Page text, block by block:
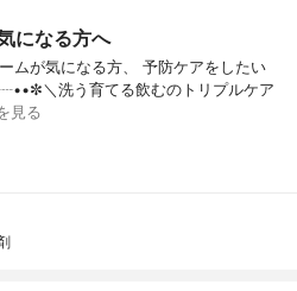
になる方へ
ムが気になる方、 予防ケアをしたい
洗う育てる飲むのトリプルケア
見る